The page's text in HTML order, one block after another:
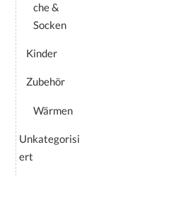
che &
Socken
Kinder
Zubehör
Wärmen
Unkategorisi
ert